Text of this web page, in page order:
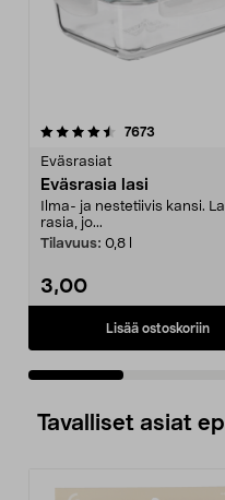
7673
Eväsrasiat
Eväsrasia lasi
Ilma- ja nestetiivis kansi.
rasia, jo...
Tilavuus: 0,8 l
3,00
Lisää ostoskoriin
4.5 viidestä
Tavalliset asiat